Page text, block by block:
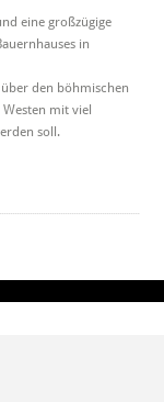
eine großzügige
in
den böhmischen
Westen mit viel
soll.